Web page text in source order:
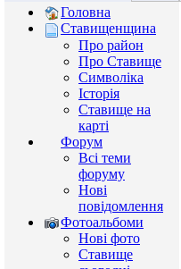
Головна
Ставищенщина
Про район
Про Ставище
Символіка
Історія
Ставище на
карті
Форум
Всі теми
форуму
Нові
повідомлення
Фотоальбоми
Нові фото
Ставище